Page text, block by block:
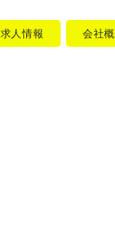
求人情報 会社